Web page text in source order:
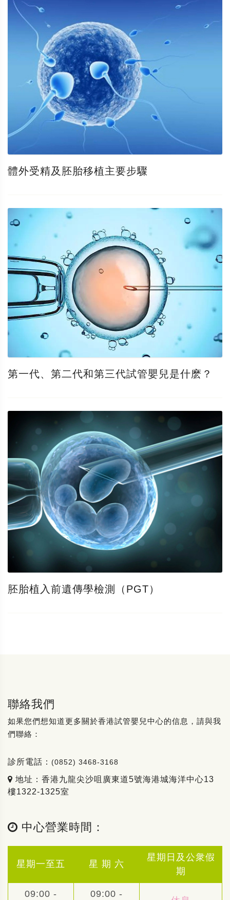
體外受精及胚胎移植主要步驟
第一代、第二代和第三代試管嬰兒是什麽？
胚胎植入前遺傳學檢測（PGT）
聯絡我們
如果您們想知道更多關於香港試管嬰兒中心的信息，請與我
們聯絡：
診所電話： (0852) 3468-3168
地址：香港九龍尖沙咀廣東道5號海港城海洋中心13
樓1322-1325室
中心營業時間：
星期一至五 星 期 六
星期日及公衆假
期
09:00 - 09:00 -